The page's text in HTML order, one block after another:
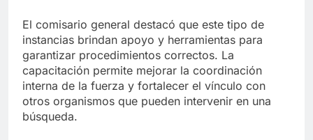
El comisario general destacó que este tipo de
instancias brindan apoyo y herramientas para
garantizar procedimientos correctos. La
capacitación permite mejorar la coordinación
interna de la fuerza y fortalecer el vínculo con
otros organismos que pueden intervenir en una
búsqueda.